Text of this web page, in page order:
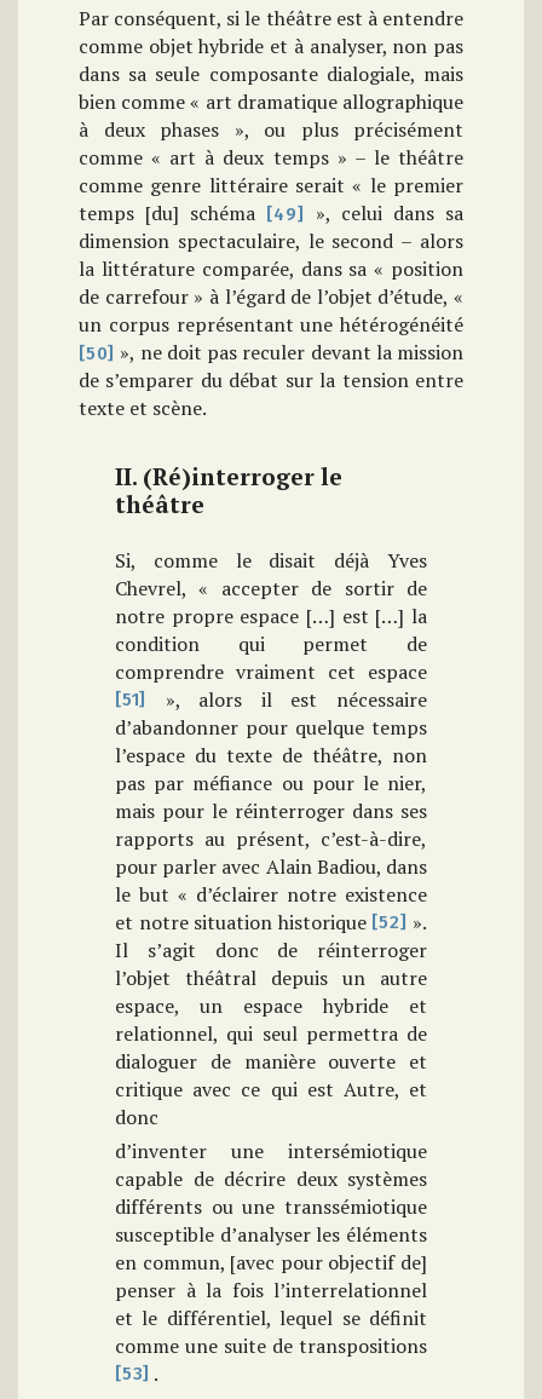
Par conséquent, si le théâtre est à entendre
comme objet hybride et à analyser, non pas
dans sa seule composante dialogiale, mais
bien comme « art dramatique allographique
à deux phases », ou plus précisément
comme « art à deux temps » – le théâtre
comme genre littéraire serait « le premier
temps [du] schéma
[49]
», celui dans sa
dimension spectaculaire, le second – alors
la littérature comparée, dans sa « position
de carrefour » à l’égard de l’objet d’étude, «
un corpus représentant une hétérogénéité
[50] », ne doit pas reculer devant la mission
de s’emparer du débat sur la tension entre
texte et scène.
II. (Ré)interroger le
théâtre
Si, comme le disait déjà Yves
Chevrel, « accepter de sortir de
notre propre espace […] est […] la
condition qui permet de
comprendre vraiment cet espace
[51]
», alors il est nécessaire
d’abandonner pour quelque temps
l’espace du texte de théâtre, non
pas par méfiance ou pour le nier,
mais pour le réinterroger dans ses
rapports au présent, c’est-à-dire,
pour parler avec Alain Badiou, dans
le but « d’éclairer notre existence
et notre situation historique [52] ».
Il s’agit donc de réinterroger
l’objet théâtral depuis un autre
espace, un espace hybride et
relationnel, qui seul permettra de
dialoguer de manière ouverte et
critique avec ce qui est Autre, et
donc
d’inventer une intersémiotique
capable de décrire deux systèmes
différents ou une transsémiotique
susceptible d’analyser les éléments
en commun, [avec pour objectif de]
penser à la fois l’interrelationnel
et le différentiel, lequel se définit
comme une suite de transpositions
[53] .